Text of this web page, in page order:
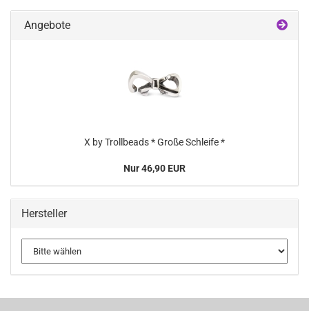
Angebote
X by Trollbeads * Große Schleife *
Nur 46,90 EUR
Hersteller